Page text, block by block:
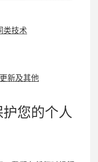
类技术
新及其他
您的个人